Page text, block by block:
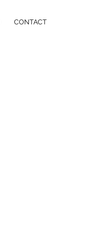
CONTACT